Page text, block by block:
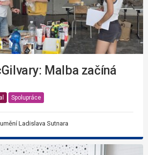
Malba začíná
Spolupráce
Ladislava Sutnara